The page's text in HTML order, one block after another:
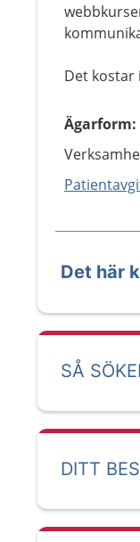
Det kostar
Ägarform:
Det här
SÅ
DITT